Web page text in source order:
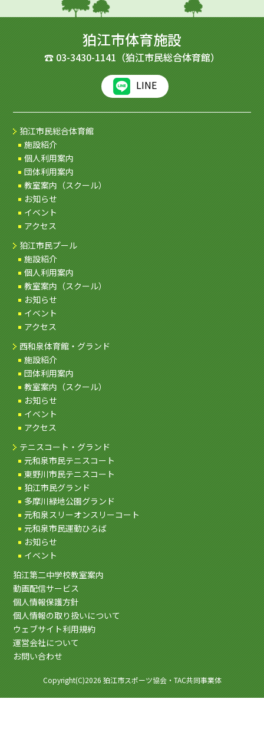
狛江市体育施設
☎ 03-3430-1141 （狛江市民総合体育館）
LINE
狛江市民総合体育館
施設紹介
個人利用案内
団体利用案内
教室案内（スクール）
お知らせ
イベント
アクセス
狛江市民プール
施設紹介
個人利用案内
教室案内（スクール）
お知らせ
イベント
アクセス
西和泉体育館・グランド
施設紹介
団体利用案内
教室案内（スクール）
お知らせ
イベント
アクセス
テニスコート・グランド
元和泉市民テニスコート
東野川市民テニスコート
狛江市民グランド
多摩川緑地公園グランド
元和泉スリーオンスリーコート
元和泉市民運動ひろば
お知らせ
イベント
狛江第二中学校教室案内
動画配信サービス
個人情報保護方針
個人情報の取り扱いについて
ウェブサイト利用規約
運営会社について
お問い合わせ
Copyright(C)2026 狛江市スポーツ協会・TAC共同事業体